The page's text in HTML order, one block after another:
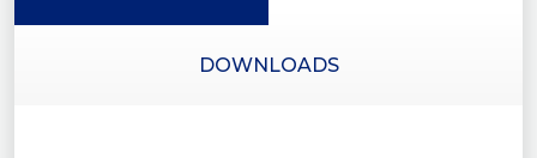
DOWNLOADS